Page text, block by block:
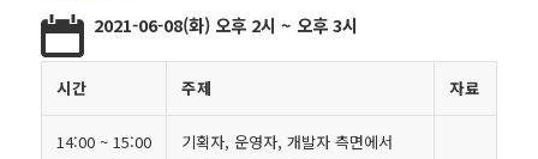
2021-06-08(화) 오후 2시 ~ 오후 3시
시간 주제 자료
14:00 ~ 15:00
기획자, 운영자, 개발자 측면에서